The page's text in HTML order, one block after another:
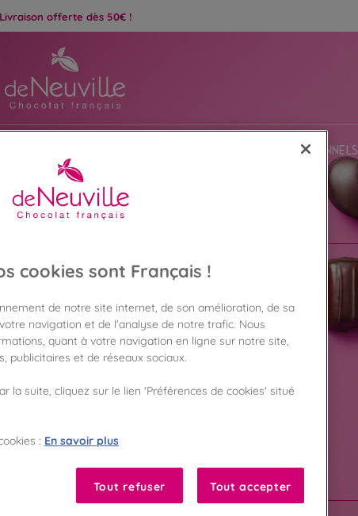
Livraison offerte dès 50€ !
Professionnels
De Neuville
COLOMBES
dans la boutique De Neuville de Colombes pour
vous attendent en magasin.
cookies sont Français !
de notre site internet, de son amélioration, de sa
navigation et de l'analyse de notre trafic. Nous
quant à votre navigation en ligne sur notre site,
publicitaires et de réseaux sociaux.
la suite, cliquez sur le lien 'Préférences de cookies' situé
: En savoir plus
Tout refuser Tout accepter